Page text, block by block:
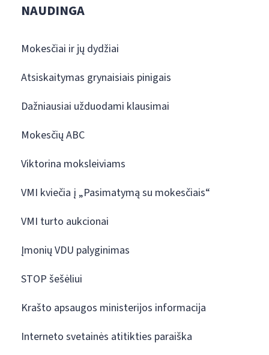
NAUDINGA
Mokesčiai ir jų dydžiai
Atsiskaitymas grynaisiais pinigais
Dažniausiai užduodami klausimai
Mokesčių ABC
Viktorina moksleiviams
VMI kviečia į „Pasimatymą su mokesčiais“
VMI turto aukcionai
Įmonių VDU palyginimas
STOP šešėliui
Krašto apsaugos ministerijos informacija
Interneto svetainės atitikties paraiška